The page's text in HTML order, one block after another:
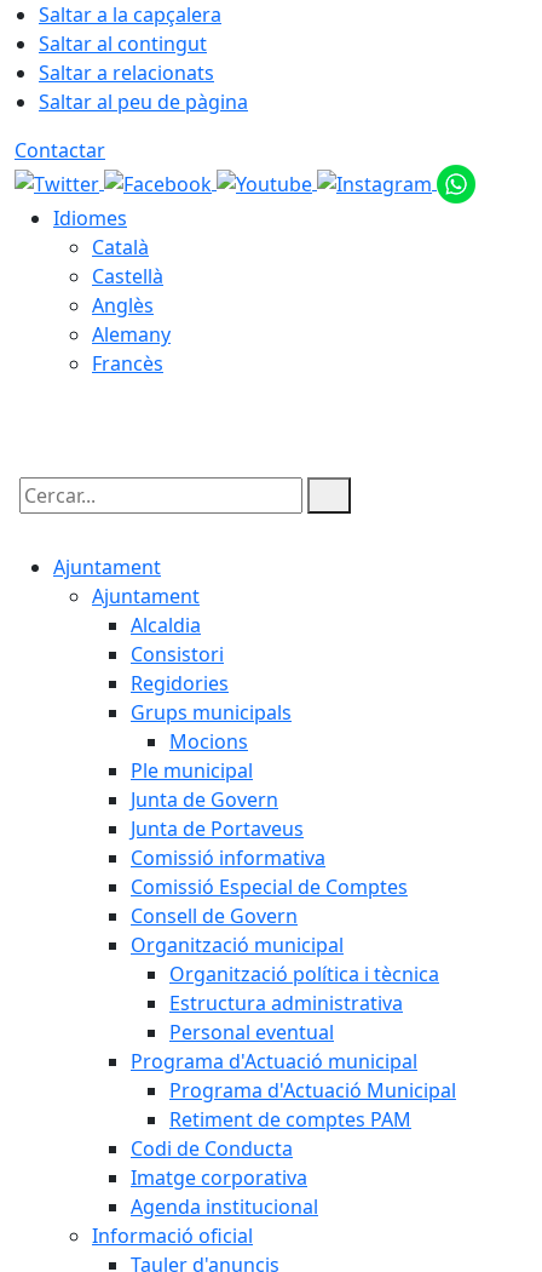
Saltar a la capçalera
Saltar al contingut
Saltar a relacionats
Saltar al peu de pàgina
Contactar
Idiomes
Català
Castellà
Anglès
Alemany
Francès
Cercar:
Ajuntament
Ajuntament
Alcaldia
Consistori
Regidories
Grups municipals
Mocions
Ple municipal
Junta de Govern
Junta de Portaveus
Comissió informativa
Comissió Especial de Comptes
Consell de Govern
Organització municipal
Organització política i tècnica
Estructura administrativa
Personal eventual
Programa d'Actuació municipal
Programa d'Actuació Municipal
Retiment de comptes PAM
Codi de Conducta
Imatge corporativa
Agenda institucional
Informació oficial
Tauler d'anuncis